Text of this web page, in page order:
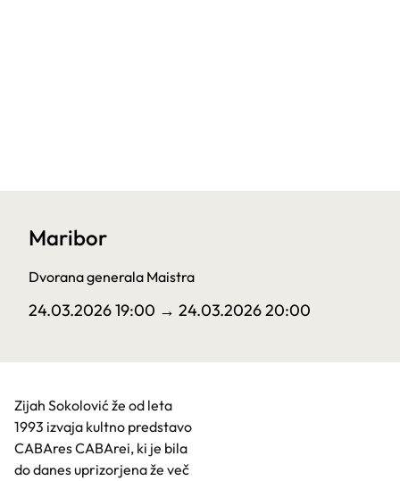
Maribor
Dvorana generala Maistra
24.03.2026 19:00 → 24.03.2026 20:00
Zijah Sokolović že od leta
1993 izvaja kultno predstavo
CABAres CABArei, ki je bila
do danes uprizorjena že več